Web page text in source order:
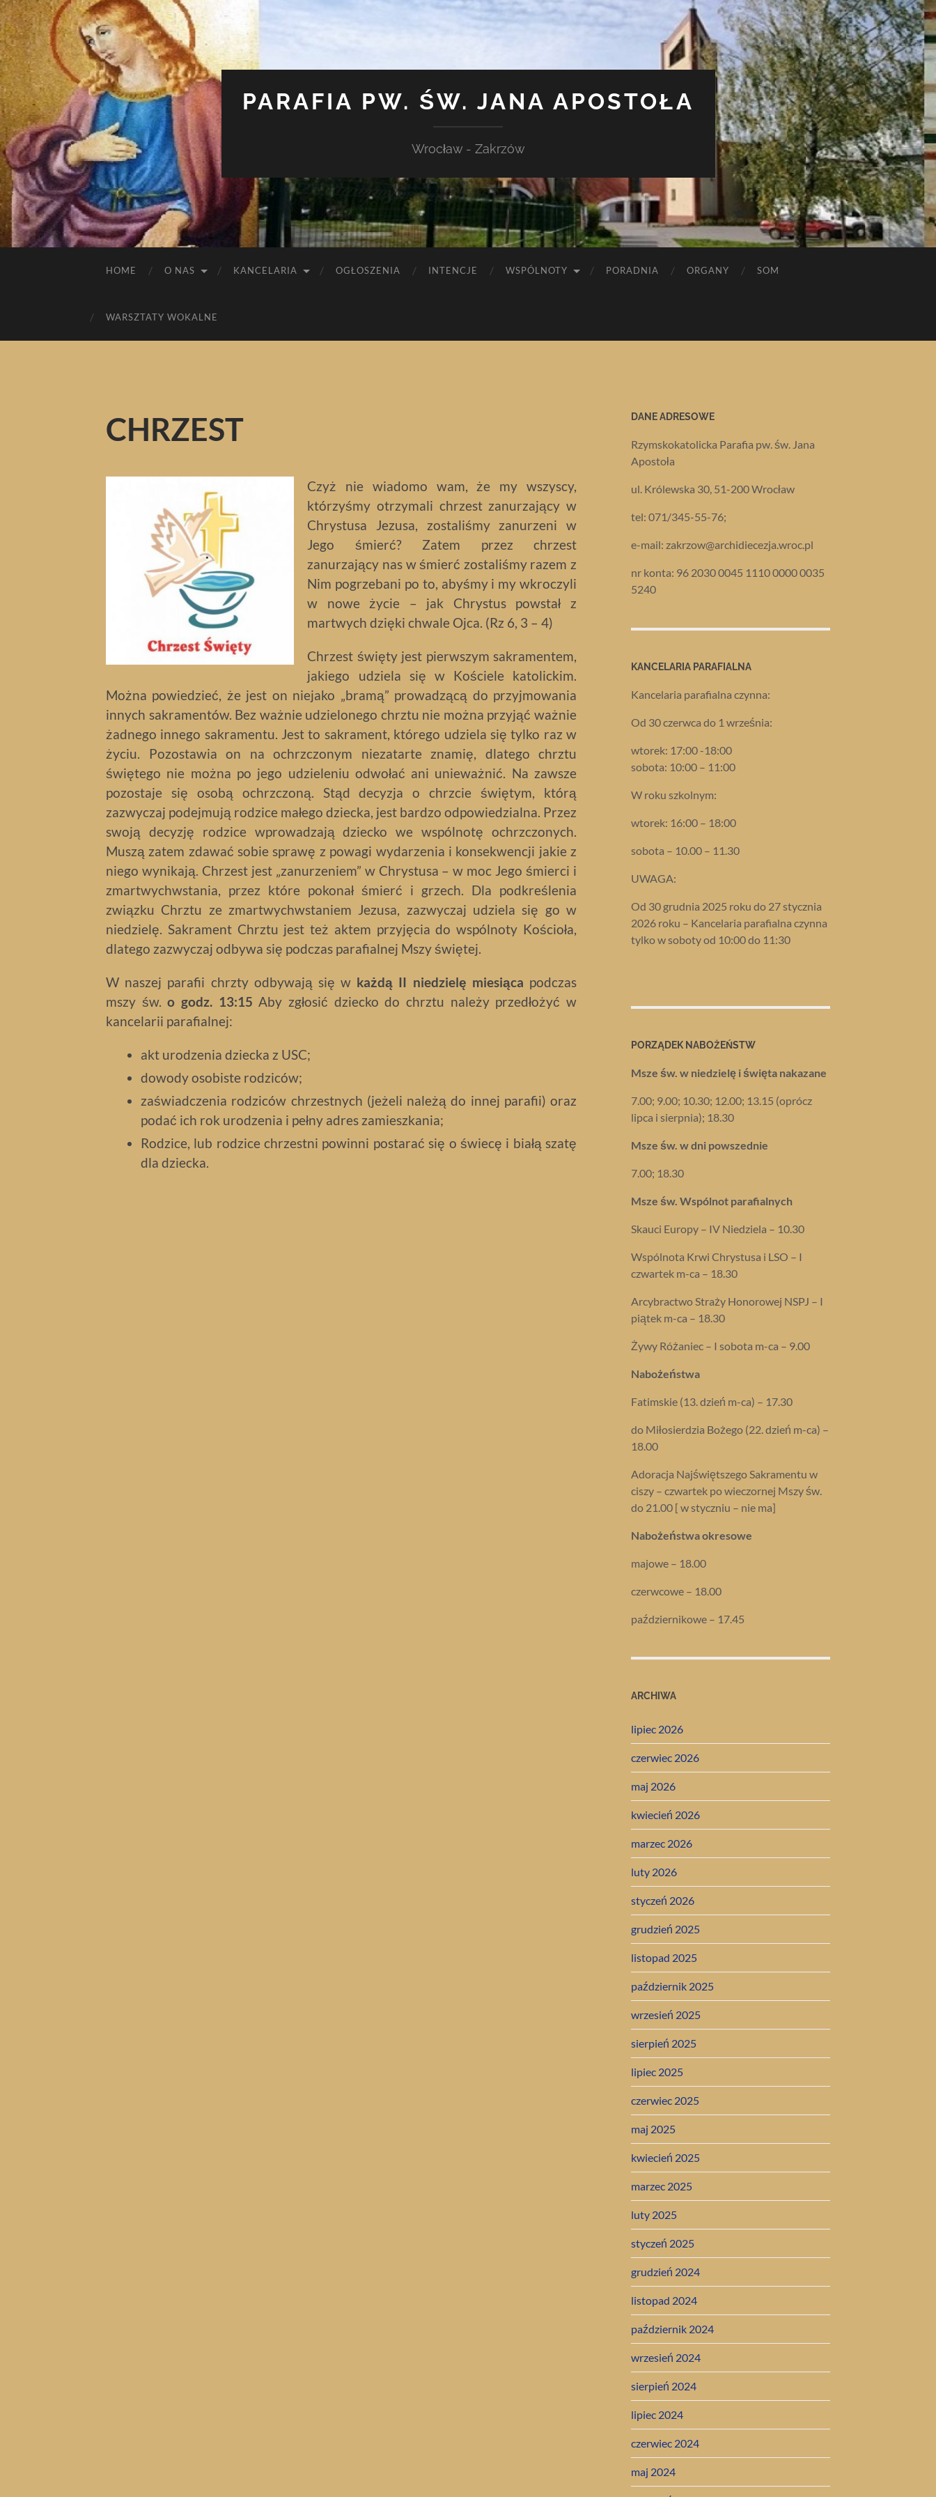
PARAFIA PW. ŚW. JANA APOSTOŁA
Wrocław - Zakrzów
HOME O NAS KANCELARIA OGŁOSZENIA INTENCJE WSPÓLNOTY PORADNIA ORGANY SOM
WARSZTATY WOKALNE
CHRZEST
Czyż nie wiadomo wam, że my wszyscy,
którzyśmy otrzymali chrzest zanurzający w
Chrystusa Jezusa, zostaliśmy zanurzeni w
Jego śmierć? Zatem przez chrzest
zanurzający nas w śmierć zostaliśmy razem z
Nim pogrzebani po to, abyśmy i my wkroczyli
w nowe życie – jak Chrystus powstał z
martwych dzięki chwale Ojca. (Rz 6, 3 – 4)
Chrzest święty jest pierwszym sakramentem,
jakiego udziela się w Kościele katolickim.
Można powiedzieć, że jest on niejako „bramą” prowadzącą do przyjmowania
innych sakramentów. Bez ważnie udzielonego chrztu nie można przyjąć ważnie
żadnego innego sakramentu. Jest to sakrament, którego udziela się tylko raz w
życiu. Pozostawia on na ochrzczonym niezatarte znamię, dlatego chrztu
świętego nie można po jego udzieleniu odwołać ani unieważnić. Na zawsze
pozostaje się osobą ochrzczoną. Stąd decyzja o chrzcie świętym, którą
zazwyczaj podejmują rodzice małego dziecka, jest bardzo odpowiedzialna. Przez
swoją decyzję rodzice wprowadzają dziecko we wspólnotę ochrzczonych.
Muszą zatem zdawać sobie sprawę z powagi wydarzenia i konsekwencji jakie z
niego wynikają. Chrzest jest „zanurzeniem” w Chrystusa – w moc Jego śmierci i
zmartwychwstania, przez które pokonał śmierć i grzech. Dla podkreślenia
związku Chrztu ze zmartwychwstaniem Jezusa, zazwyczaj udziela się go w
niedzielę. Sakrament Chrztu jest też aktem przyjęcia do wspólnoty Kościoła,
dlatego zazwyczaj odbywa się podczas parafialnej Mszy świętej.
W naszej parafii chrzty odbywają się w każdą II niedzielę miesiąca podczas
mszy św.o godz. 13:15 Aby zgłosić dziecko do chrztu należy przedłożyć w
kancelarii parafialnej:
akt urodzenia dziecka z USC;
dowody osobiste rodziców;
zaświadczenia rodziców chrzestnych (jeżeli należą do innej parafii) oraz
podać ich rok urodzenia i pełny adres zamieszkania;
Rodzice, lub rodzice chrzestni powinni postarać się o świecę i białą szatę
dla dziecka.
DANE ADRESOWE
Rzymskokatolicka Parafia pw. św. Jana
Apostoła
ul. Królewska 30, 51-200 Wrocław
tel: 071/345-55-76;
e-mail: zakrzow@archidiecezja.wroc.pl
nr konta: 96 2030 0045 1110 0000 0035
5240
KANCELARIA PARAFIALNA
Kancelaria parafialna czynna:
Od 30 czerwca do 1 września:
wtorek: 17:00 -18:00
sobota: 10:00 – 11:00
W roku szkolnym:
wtorek: 16:00 – 18:00
sobota – 10.00 – 11.30
UWAGA:
Od 30 grudnia 2025 roku do 27 stycznia
2026 roku – Kancelaria parafialna czynna
tylko w soboty od 10:00 do 11:30
PORZĄDEK NABOŻEŃSTW
Msze św. w niedzielę i święta nakazane
7.00; 9.00; 10.30; 12.00; 13.15 (oprócz
lipca i sierpnia); 18.30
Msze św. w dni powszednie
7.00; 18.30
Msze św. Wspólnot parafialnych
Skauci Europy – IV Niedziela – 10.30
Wspólnota Krwi Chrystusa i LSO – I
czwartek m-ca – 18.30
Arcybractwo Straży Honorowej NSPJ – I
piątek m-ca – 18.30
Żywy Różaniec – I sobota m-ca – 9.00
Nabożeństwa
Fatimskie (13. dzień m-ca) – 17.30
do Miłosierdzia Bożego (22. dzień m-ca) –
18.00
Adoracja Najświętszego Sakramentu w
ciszy – czwartek po wieczornej Mszy św.
do 21.00 [ w styczniu – nie ma]
Nabożeństwa okresowe
majowe – 18.00
czerwcowe – 18.00
październikowe – 17.45
ARCHIWA
lipiec 2026
czerwiec 2026
maj 2026
kwiecień 2026
marzec 2026
luty 2026
styczeń 2026
grudzień 2025
listopad 2025
październik 2025
wrzesień 2025
sierpień 2025
lipiec 2025
czerwiec 2025
maj 2025
kwiecień 2025
marzec 2025
luty 2025
styczeń 2025
grudzień 2024
listopad 2024
październik 2024
wrzesień 2024
sierpień 2024
lipiec 2024
czerwiec 2024
maj 2024